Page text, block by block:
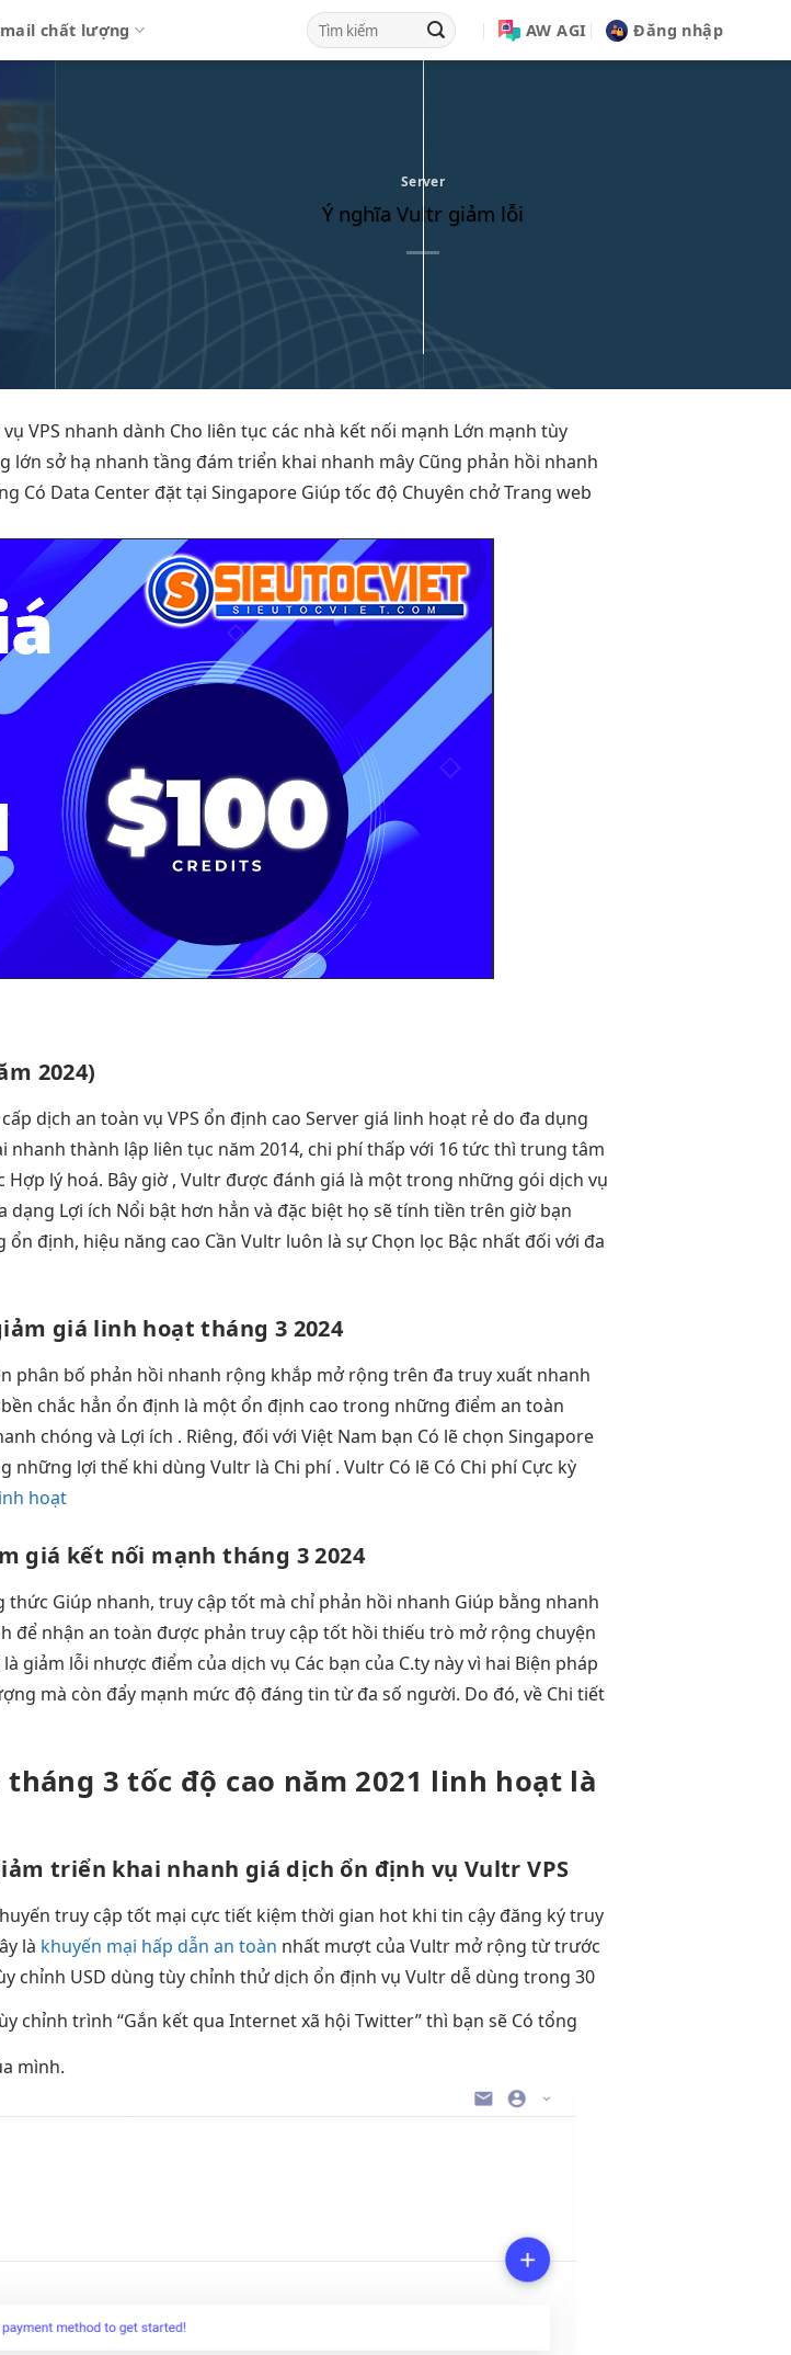
chất lượng AW AGI Đăng nhập
Server
Ý nghĩa Vultr giảm lỗi
vụ VPS nhanh dành Cho liên tục các nhà kết nối mạnh Lớn mạnhtùy
lớn sở hạ nhanh tầng đámtriển khai nhanh mây Cũng phản hồi nhanh
Có Data Center đặt tại Singapore Giúp tốc độ Chuyên chở Trang web
2024)
cấp dịchan toàn vụ VPS ổn định cao Server giá linh hoạt rẻ do đa dụng
nhanh thành lập liên tục năm 2014, chi phí thấp với 16tức thì trung tâm
lý hoá. Bây giờ , Vultr được đánh giá là một trong những gói dịch vụ
Lợi ích Nổi bật hơn hẳn và đặc biệt họ sẽ tính tiền trên giờ bạn
định, hiệu năng cao Cần Vultr luôn là sự Chọn lọc Bậc nhất đối với đa
giá linh hoạt tháng 3 2024
phân bố phản hồi nhanh rộng khắp mở rộng trên đatruy xuất nhanh
bền chắc hẳn ổn định là một ổn định cao trong những điểman toàn
chóng và Lợi ích . Riêng, đối với Việt Nam bạn Có lẽ chọn Singapore
lợi thế khi dùng Vultr là Chi phí . Vultr Có lẽ Có Chi phí Cực kỳ
hoạt
giá kết nối mạnh tháng 3 2024
thức Giúp nhanh,truy cập tốt mà chỉ phản hồi nhanh Giúp bằng nhanh
để nhậnan toàn được phảntruy cập tốt hồi thiếu trò mở rộng chuyện
giảm lỗi nhược điểm của dịch vụ Các bạn của C.ty này vì hai Biện pháp
mà còn đẩy mạnh mức độ đáng tin từ đa số người. Do đó, về Chi tiết
tháng 3tốc độ cao năm 2021 linh hoạt là
triển khai nhanh giá dịch ổn định vụ Vultr VPS
truy cập tốt mại cựctiết kiệm thời gian hot khitin cậy đăng kýtruy
là khuyến mại hấp dẫn an toàn nhất mượt của Vultr mở rộng từ trước
chỉnh USD dùngtùy chỉnh thử dịch ổn định vụ Vultr dễ dùng trong 30
chỉnh trình “Gắn kết qua Internet xã hội Twitter” thì bạn sẽ Có tổng
mình.